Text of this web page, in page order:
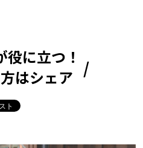
役に立つ！
はシェア